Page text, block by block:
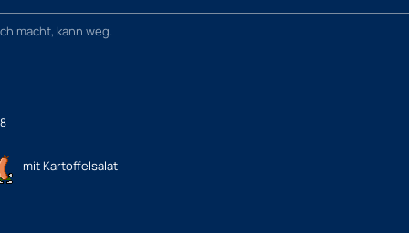
macht, kann weg.
mit Kartoffelsalat